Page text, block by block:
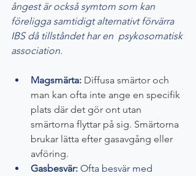
ångest är också symtom som kan
föreligga samtidigt alternativt förvärra
IBS då tillståndet har en  psykosomatisk
association.
Magsmärta: Diffusa smärtor och
man kan ofta inte ange en specifik
plats där det gör ont utan
smärtorna flyttar på sig. Smärtorna
brukar lätta efter gasavgång eller
avföring.
Gasbesvär: Ofta besvär med